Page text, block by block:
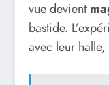
vue devient
bastide.
avec leur